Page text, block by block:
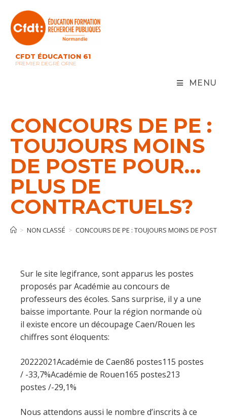
content
CFDT ÉDUCATION 61
PREMIER DEGRÉ ORNE
MENU
CONCOURS DE PE :
TOUJOURS MOINS
DE POSTE POUR…
PLUS DE
CONTRACTUELS?
> NON CLASSÉ > CONCOURS DE PE : TOUJOURS MOINS DE POSTE
Sur le site legifrance, sont apparus les postes
proposés par Académie au concours de
professeurs des écoles. Sans surprise, il y a une
baisse importante. Pour la région normande où
il existe encore un découpage Caen/Rouen les
chiffres sont éloquents:
20222021Académie de Caen86 postes115 postes
/ -33,7%Académie de Rouen165 postes213
postes /-29,1%
Nous attendons aussi le nombre d’inscrits à ce